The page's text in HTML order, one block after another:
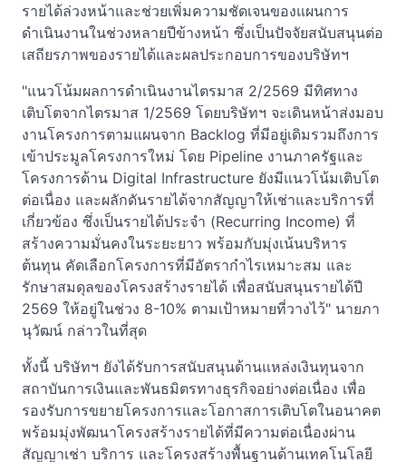
รายได้ล่วงหน้าและช่วยเพิ่มความชัดเจนของแผนการ
ดำเนินงานในช่วงหลายปีข้างหน้า ซึ่งเป็นปัจจัยสนับสนุนต่อ
เสถียรภาพของรายได้และผลประกอบการของบริษัทฯ
"แนวโน้มผลการดำเนินงานไตรมาส 2/2569 มีทิศทาง
เติบโตจากไตรมาส 1/2569 โดยบริษัทฯ จะเดินหน้าส่งมอบ
งานโครงการตามแผนจาก Backlog ที่มีอยู่เดิมรวมถึงการ
เข้าประมูลโครงการใหม่ โดย Pipeline งานภาครัฐและ
โครงการด้าน Digital Infrastructure ยังมีแนวโน้มเติบโต
ต่อเนื่อง และผลักดันรายได้จากสัญญาให้เช่าและบริการที่
เกี่ยวข้อง ซึ่งเป็นรายได้ประจำ (Recurring Income) ที่
สร้างความมั่นคงในระยะยาว พร้อมกับมุ่งเน้นบริหาร
ต้นทุน คัดเลือกโครงการที่มีอัตรากำไรเหมาะสม และ
รักษาสมดุลของโครงสร้างรายได้ เพื่อสนับสนุนรายได้ปี
2569 ให้อยู่ในช่วง 8-10% ตามเป้าหมายที่วางไว้" นายภา
นุวัฒน์ กล่าวในที่สุด
ทั้งนี้ บริษัทฯ ยังได้รับการสนับสนุนด้านแหล่งเงินทุนจาก
สถาบันการเงินและพันธมิตรทางธุรกิจอย่างต่อเนื่อง เพื่อ
รองรับการขยายโครงการและโอกาสการเติบโตในอนาคต
พร้อมมุ่งพัฒนาโครงสร้างรายได้ที่มีความต่อเนื่องผ่าน
สัญญาเช่า บริการ และโครงสร้างพื้นฐานด้านเทคโนโลยี